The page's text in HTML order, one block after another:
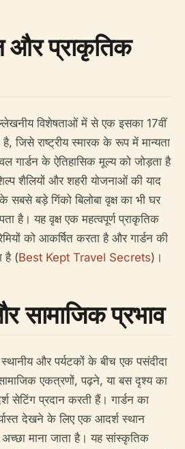
और प्राकृतिक
विशेषताओं में से एक इसका 17वीं
है, जिसे राष्ट्रीय स्मारक के रूप में मान्यता
गार्डन के ऐतिहासिक मूल्य को जोड़ता है
शैलियों और शहरी योजनाओं की याद
के सबसे बड़े गिंको बिलोबा वृक्ष का भी घर
है। यह वृक्ष एक महत्वपूर्ण प्राकृतिक
को आकर्षित करता है और गार्डन की
है (Best Kept Travel Secrets)।
सामाजिक प्रभाव
और पर्यटकों के बीच एक पसंदीदा
एकत्रणों, पढ़ने, या बस दृश्य का
प्रदान करती हैं। गार्डन का
देखने के लिए एक आदर्श स्थान
माना जाता है। यह सांस्कृतिक